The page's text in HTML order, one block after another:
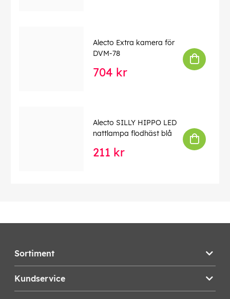
Alecto Extra kamera för
DVM-78
704 kr
Alecto SILLY HIPPO LED
nattlampa flodhäst blå
211 kr
Sortiment
Kundservice